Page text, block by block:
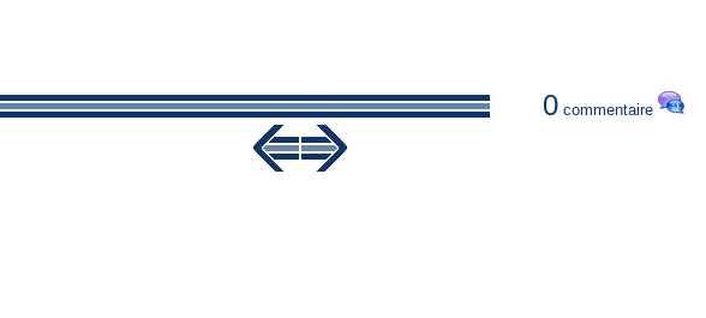
0 commentaire